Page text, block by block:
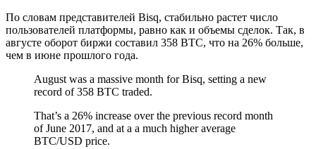
По словам представителей Bisq, стабильно растет число
пользователей платформы, равно как и объемы сделок. Так, в
августе оборот биржи составил 358 BTC, что на 26% больше,
чем в июне прошлого года.
August was a massive month for Bisq, setting a new
record of 358 BTC traded.
That’s a 26% increase over the previous record month
of June 2017, and at a a much higher average
BTC/USD price.